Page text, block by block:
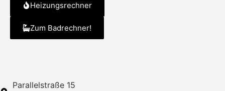
Heizungsrechner
Zum Badrechner!
Parallelstraße 15